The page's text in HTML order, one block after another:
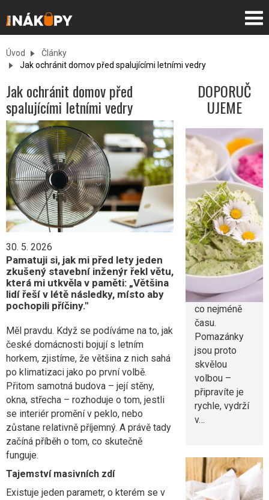
Úvod
Články
Jak ochránit domov před spalujícími letními vedry
Jak ochránit domov před
spalujícími letními vedry
30. 5. 2026
Pamatuji si, jak mi před lety jeden
zkušený stavební inženýr řekl větu,
která mi utkvěla v paměti: „Většina
lidí řeší v létě následky, místo aby
pochopili příčiny."
Měl pravdu. Když se podíváme na to, jak
české domácnosti bojují s letním
horkem, zjistíme, že většina z nich sahá
po klimatizaci jako po první volbě.
Přitom samotná budova – její stěny,
okna, střecha – rozhoduje o tom, jestli
se interiér promění v peklo, nebo
zůstane relativně příjemný. A právě tady
začíná příběh o tom, co skutečně
funguje.
Tajemství masivních zdí
Existuje jeden parametr, o kterém se v
DOPORUČ
UJEME
3 nejlepší
letní
pomazánky
5. 8. 2026
Léto je
období, kdy
chceme v
kuchyni trávit
co nejméně
času.
Pomazánky
jsou proto
skvělou
volbou –
připravíte je
rychle, vydrží
v…